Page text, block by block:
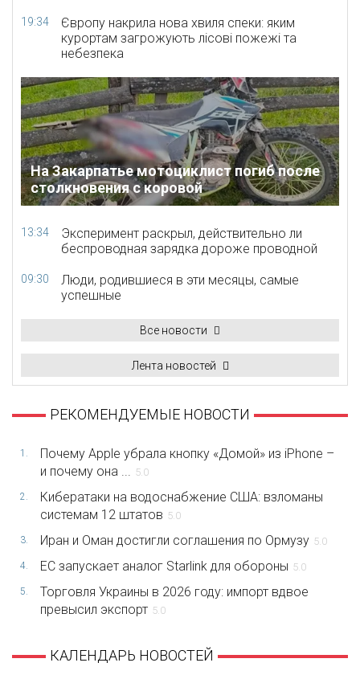
19:34
Європу накрила нова хвиля спеки: яким
курортам загрожують лісові пожежі та
небезпека
На Закарпатье мотоциклист погиб после
столкновения с коровой
13:34
Эксперимент раскрыл, действительно ли
беспроводная зарядка дороже проводной
09:30
Люди, родившиеся в эти месяцы, самые
успешные
Все новости
Лента новостей
РЕКОМЕНДУЕМЫЕ НОВОСТИ
1.
Почему Apple убрала кнопку «Домой» из iPhone –
и почему она ... 5.0
2.
Кибератаки на водоснабжение США: взломаны
системам 12 штатов 5.0
3. Иран и Оман достигли соглашения по Ормузу 5.0
4. ЕС запускает аналог Starlink для обороны 5.0
5.
Торговля Украины в 2026 году: импорт вдвое
превысил экспорт 5.0
КАЛЕНДАРЬ НОВОСТЕЙ